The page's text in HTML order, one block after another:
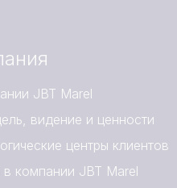
JBT Marel
видение и ценности
центры клиентов
в компании JBT Marel